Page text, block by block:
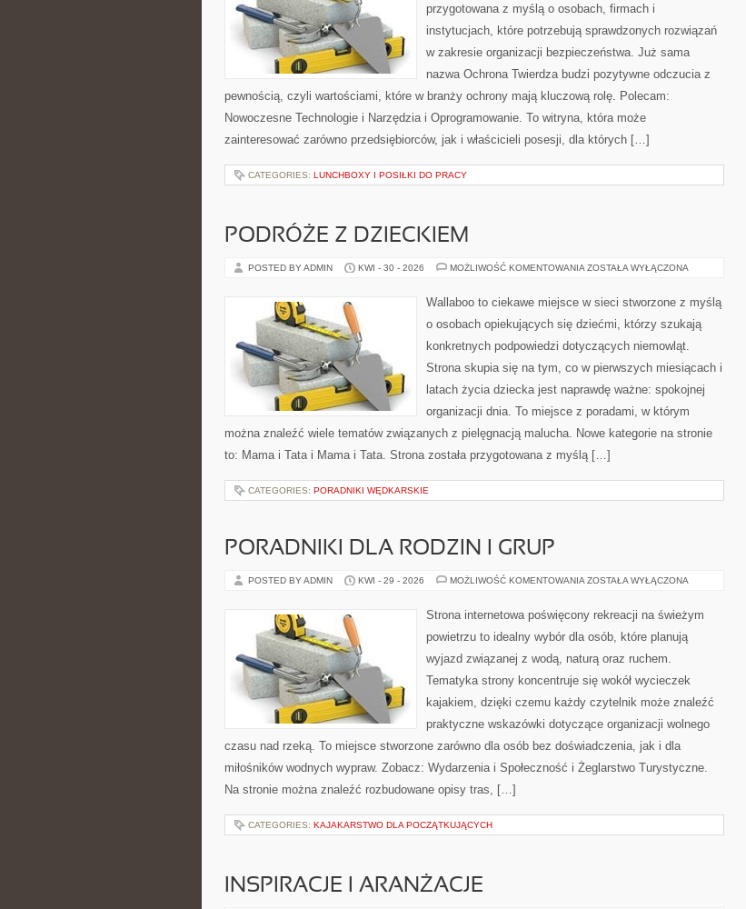
przygotowana z myślą o osobach, firmach i
instytucjach, które potrzebują sprawdzonych rozwiązań
w zakresie organizacji bezpieczeństwa. Już sama
nazwa Ochrona Twierdza budzi pozytywne odczucia z
pewnością, czyli wartościami, które w branży ochrony mają kluczową rolę. Polecam:
Nowoczesne Technologie i Narzędzia i Oprogramowanie. To witryna, która może
zainteresować zarówno przedsiębiorców, jak i właścicieli posesji, dla których […]
CATEGORIES: LUNCHBOXY I POSIŁKI DO PRACY
PODRÓŻE Z DZIECKIEM
POSTED BY ADMIN KWI - 30 - 2026 MOŻLIWOŚĆ KOMENTOWANIA PODRÓŻE
ZOSTAŁA WYŁĄCZONA
Wallaboo to ciekawe miejsce w sieci stworzone z myślą
o osobach opiekujących się dziećmi, którzy szukają
konkretnych podpowiedzi dotyczących niemowląt.
Strona skupia się na tym, co w pierwszych miesiącach i
latach życia dziecka jest naprawdę ważne: spokojnej
organizacji dnia. To miejsce z poradami, w którym
można znaleźć wiele tematów związanych z pielęgnacją malucha. Nowe kategorie na stronie
to: Mama i Tata i Mama i Tata. Strona została przygotowana z myślą […]
CATEGORIES: PORADNIKI WĘDKARSKIE
PORADNIKI DLA RODZIN I GRUP
POSTED BY ADMIN KWI - 29 - 2026 MOŻLIWOŚĆ KOMENTOWANIA PORADNIKI
GRUP
ZOSTAŁA WYŁĄCZONA
Strona internetowa poświęcony rekreacji na świeżym
powietrzu to idealny wybór dla osób, które planują
wyjazd związanej z wodą, naturą oraz ruchem.
Tematyka strony koncentruje się wokół wycieczek
kajakiem, dzięki czemu każdy czytelnik może znaleźć
praktyczne wskazówki dotyczące organizacji wolnego
czasu nad rzeką. To miejsce stworzone zarówno dla osób bez doświadczenia, jak i dla
miłośników wodnych wypraw. Zobacz: Wydarzenia i Społeczność i Żeglarstwo Turystyczne.
Na stronie można znaleźć rozbudowane opisy tras, […]
CATEGORIES: KAJAKARSTWO DLA POCZĄTKUJĄCYCH
INSPIRACJE I ARANŻACJE